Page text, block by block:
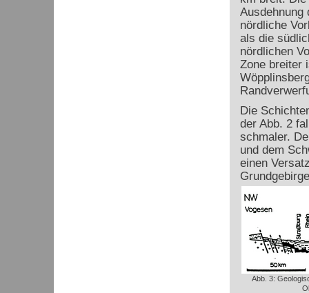
Ausdehnung
nördliche
als die
nördlichen
Zone breiter
Die
der Abb. 2
schmaler.
und dem
einen
Abb. 3: